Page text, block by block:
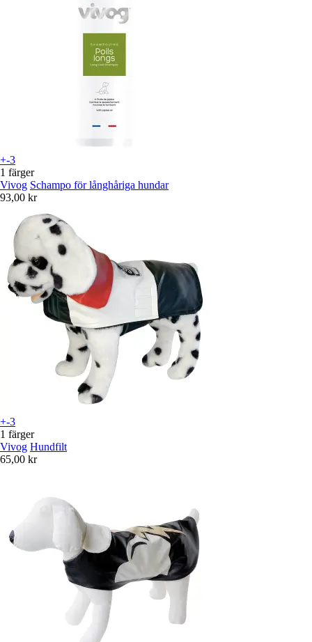
+-3
1 färger
Vivog Schampo för långhåriga hundar
93,00 kr
+-3
1 färger
Vivog Hundfilt
65,00 kr